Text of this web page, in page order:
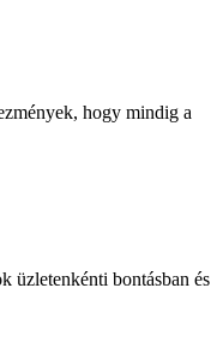
hogy mindig a
üzletenkénti bontásban és